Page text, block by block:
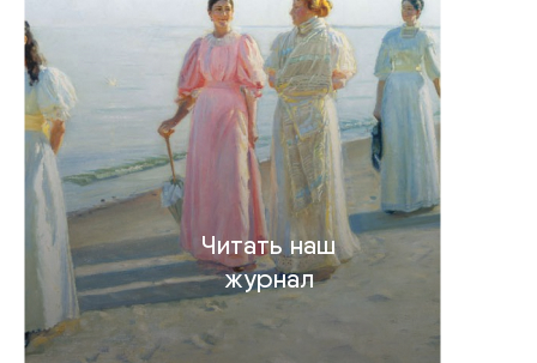
Читать наш
журнал